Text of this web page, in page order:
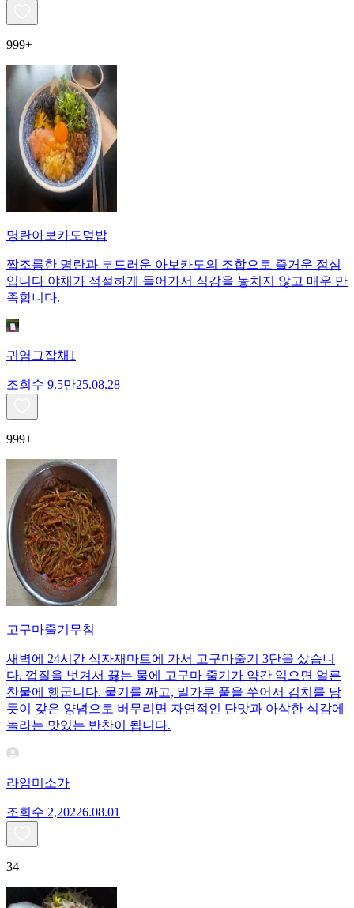
999+
명란아보카도덮밥
짭조름한 명란과 부드러운 아보카도의 조합으로 즐거운 점심
입니다 야채가 적절하게 들어가서 식감을 놓치지 않고 매우 만
족합니다.
귀염그잡채1
조회수 9.5만25.08.28
999+
고구마줄기무침
새벽에 24시간 식자재마트에 가서 고구마줄기 3단을 샀습니
다. 껍질을 벗겨서 끓는 물에 고구마 줄기가 약간 익으면 얼른
찬물에 헹굽니다. 물기를 짜고, 밀가루 풀을 쑤어서 김치를 담
듯이 갖은 양념으로 버무리면 자연적인 단맛과 아삭한 식감에
놀라는 맛있는 반찬이 됩니다.
라임미소가
조회수 2,20226.08.01
34